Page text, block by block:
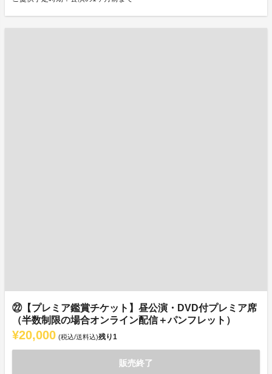
㉒【プレミア鑑賞チケット】昼公演・DVD付プレミア席
（半数制限の場合オンライン配信＋パンフレット）
¥20,000 (税込/送料込)残り1
販売終了